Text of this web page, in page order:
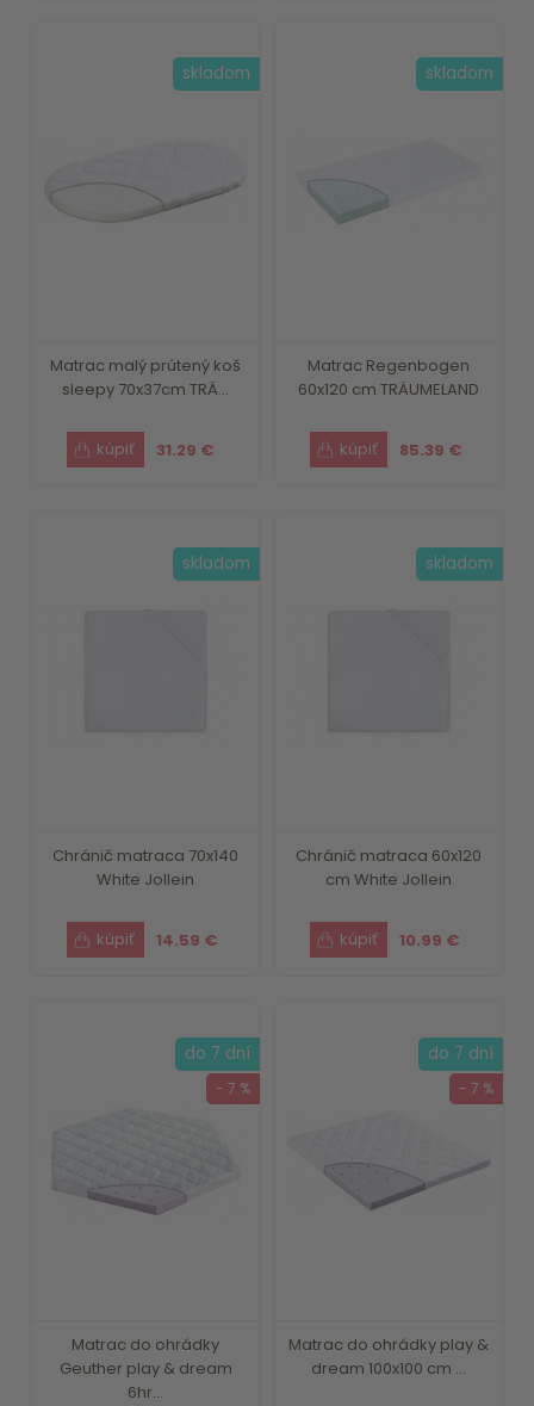
Matrac malý prútený koš
sleepy 70x37cm TRÄ...
31.29 €
skladom
Matrac Regenbogen
60x120 cm TRÄUMELAND
85.39 €
skladom
Chránič matraca 70x140
White Jollein
14.59 €
skladom
Chránič matraca 60x120
cm White Jollein
10.99 €
skladom
Matrac do ohrádky
Geuther play & dream
6hr...
do 7 dní
- 7 %
Matrac do ohrádky play &
dream 100x100 cm ...
do 7 dní
- 7 %